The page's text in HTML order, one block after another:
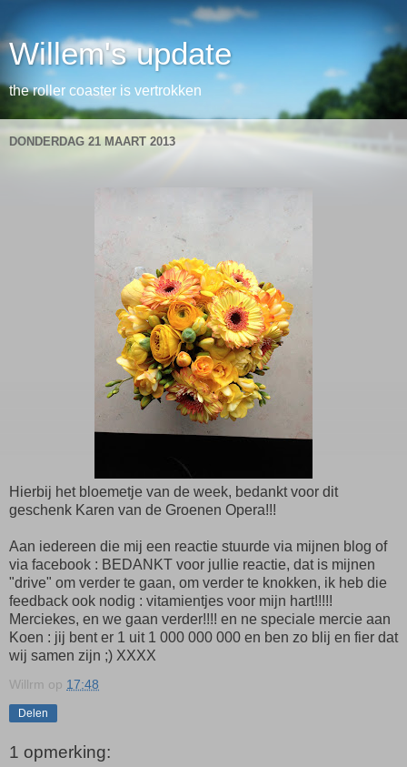
Willem's update
the roller coaster is vertrokken
DONDERDAG 21 MAART 2013
Hierbij het bloemetje van de week, bedankt voor dit
geschenk Karen van de Groenen Opera!!!
Aan iedereen die mij een reactie stuurde via mijnen blog of
via facebook : BEDANKT voor jullie reactie, dat is mijnen
"drive" om verder te gaan, om verder te knokken, ik heb die
feedback ook nodig : vitamientjes voor mijn hart!!!!!
Merciekes, en we gaan verder!!!! en ne speciale mercie aan
Koen : jij bent er 1 uit 1 000 000 000 en ben zo blij en fier dat
wij samen zijn ;) XXXX
Willrm op 17:48
Delen
1 opmerking: